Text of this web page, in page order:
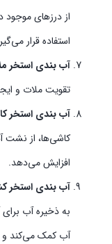
از درزهای
استفاده قرار
آب بندی استخر
تقویت ملات و
آب بندی استخر
کاشی‌ها، از نشت
افزایش می‌دهد.
آب بندی استخر
به ذخیره آب برای
آب کمک می‌کند و